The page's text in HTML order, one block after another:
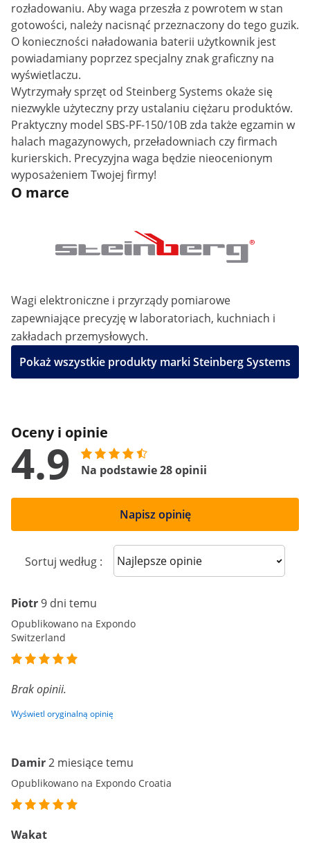
rozładowaniu. Aby waga przeszła z powrotem w stan
gotowości, należy nacisnąć przeznaczony do tego guzik.
O konieczności naładowania baterii użytkownik jest
powiadamiany poprzez specjalny znak graficzny na
wyświetlaczu.
Wytrzymały sprzęt od Steinberg Systems okaże się
niezwykle użyteczny przy ustalaniu ciężaru produktów.
Praktyczny model SBS-PF-150/10B zda także egzamin w
halach magazynowych, przeładowniach czy firmach
kurierskich. Precyzyjna waga będzie nieocenionym
wyposażeniem Twojej firmy!
O marce
Wagi elektroniczne i przyrządy pomiarowe
zapewniające precyzję w laboratoriach, kuchniach i
zakładach przemysłowych.
Pokaż wszystkie produkty marki Steinberg Systems
Oceny i opinie
4.9 Na podstawie 28 opinii
Napisz opinię
Sortuj według : Sort reviews
Piotr9 dni temu
Opublikowano na Expondo
Switzerland
Brak opinii.
Wyświetl oryginalną opinię
Damir2 miesiące temu
Opublikowano na Expondo Croatia
Wakat